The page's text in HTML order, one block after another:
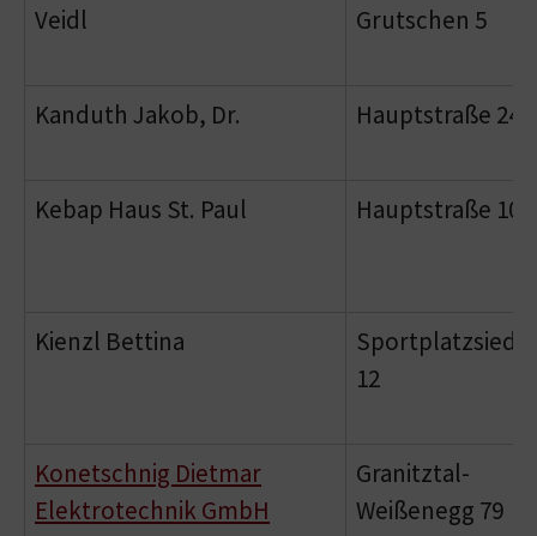
Veidl
Grutschen 5
Kanduth Jakob, Dr. Hauptstraße 24
Kebap Haus St. Paul Hauptstraße 10
Kienzl Bettina
12
Konetschnig Dietmar
Elektrotechnik GmbH
Granitztal-
Weißenegg 79